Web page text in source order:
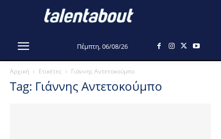
Πέμπτη, 06/08/26
Αρχική Ετικέτες Γιάννης Αντετοκούμπο
Tag: Γιάννης Αντετοκούμπο